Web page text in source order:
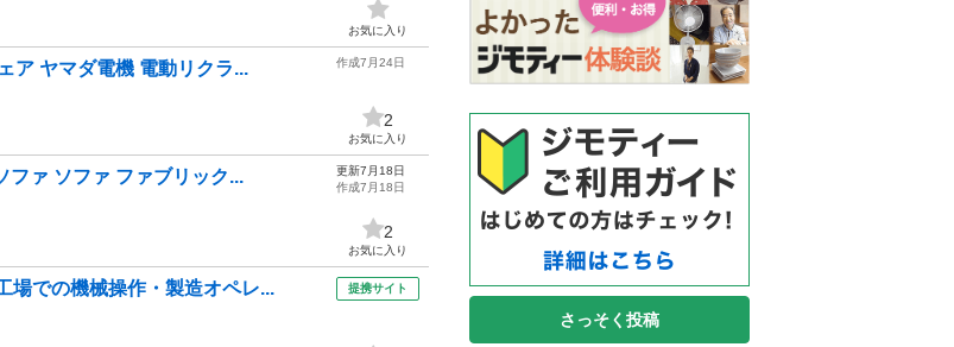
お気に入り
ア ヤマダ電機 電動リクラ... 作成7月24日
2
お気に入り
ファ ソファ ファブリック...
更新7月18日
作成7月18日
2
お気に入り
での機械操作・製造オペレ... 提携サイト
さっそく投稿